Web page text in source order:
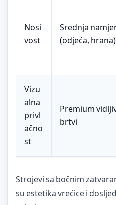
Nosi
vost
Srednja
(odjeća, hrana)
Vizu
alna
privl
ačno
st
Premium
brtvi
Strojevi sa bočnim
su estetika vrećice i